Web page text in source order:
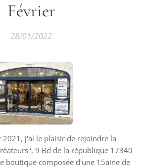
Février
28/01/2022
2021, j'ai le plaisir de rejoindre la
9 Bd de la république 17340
boutique composée d'une 15aine de